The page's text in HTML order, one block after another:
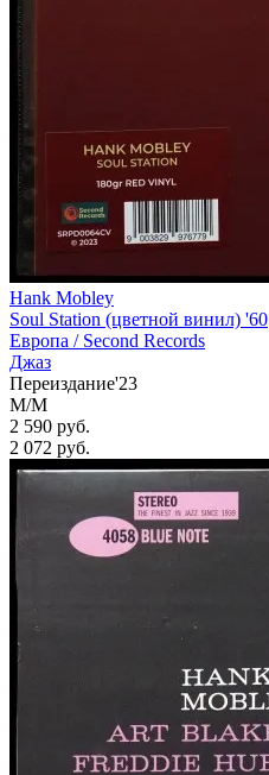
Hank Mobley
Soul Station (цветной винил) '60
Европа / Second Records
Джаз
Переиздание'23
M/M
2 590 руб.
2 072 руб.